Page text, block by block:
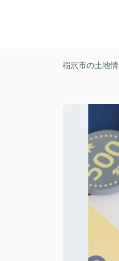
稲沢市の土地